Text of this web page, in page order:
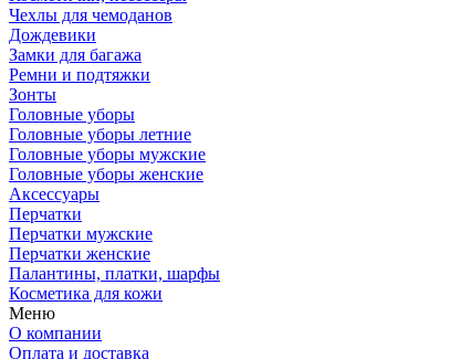
Чехлы для чемоданов
Дождевики
Замки для багажа
Ремни и подтяжки
Зонты
Головные уборы
Головные уборы летние
Головные уборы мужские
Головные уборы женские
Аксессуары
Перчатки
Перчатки мужские
Перчатки женские
Палантины, платки, шарфы
Косметика для кожи
Меню
О компании
Оплата и доставка